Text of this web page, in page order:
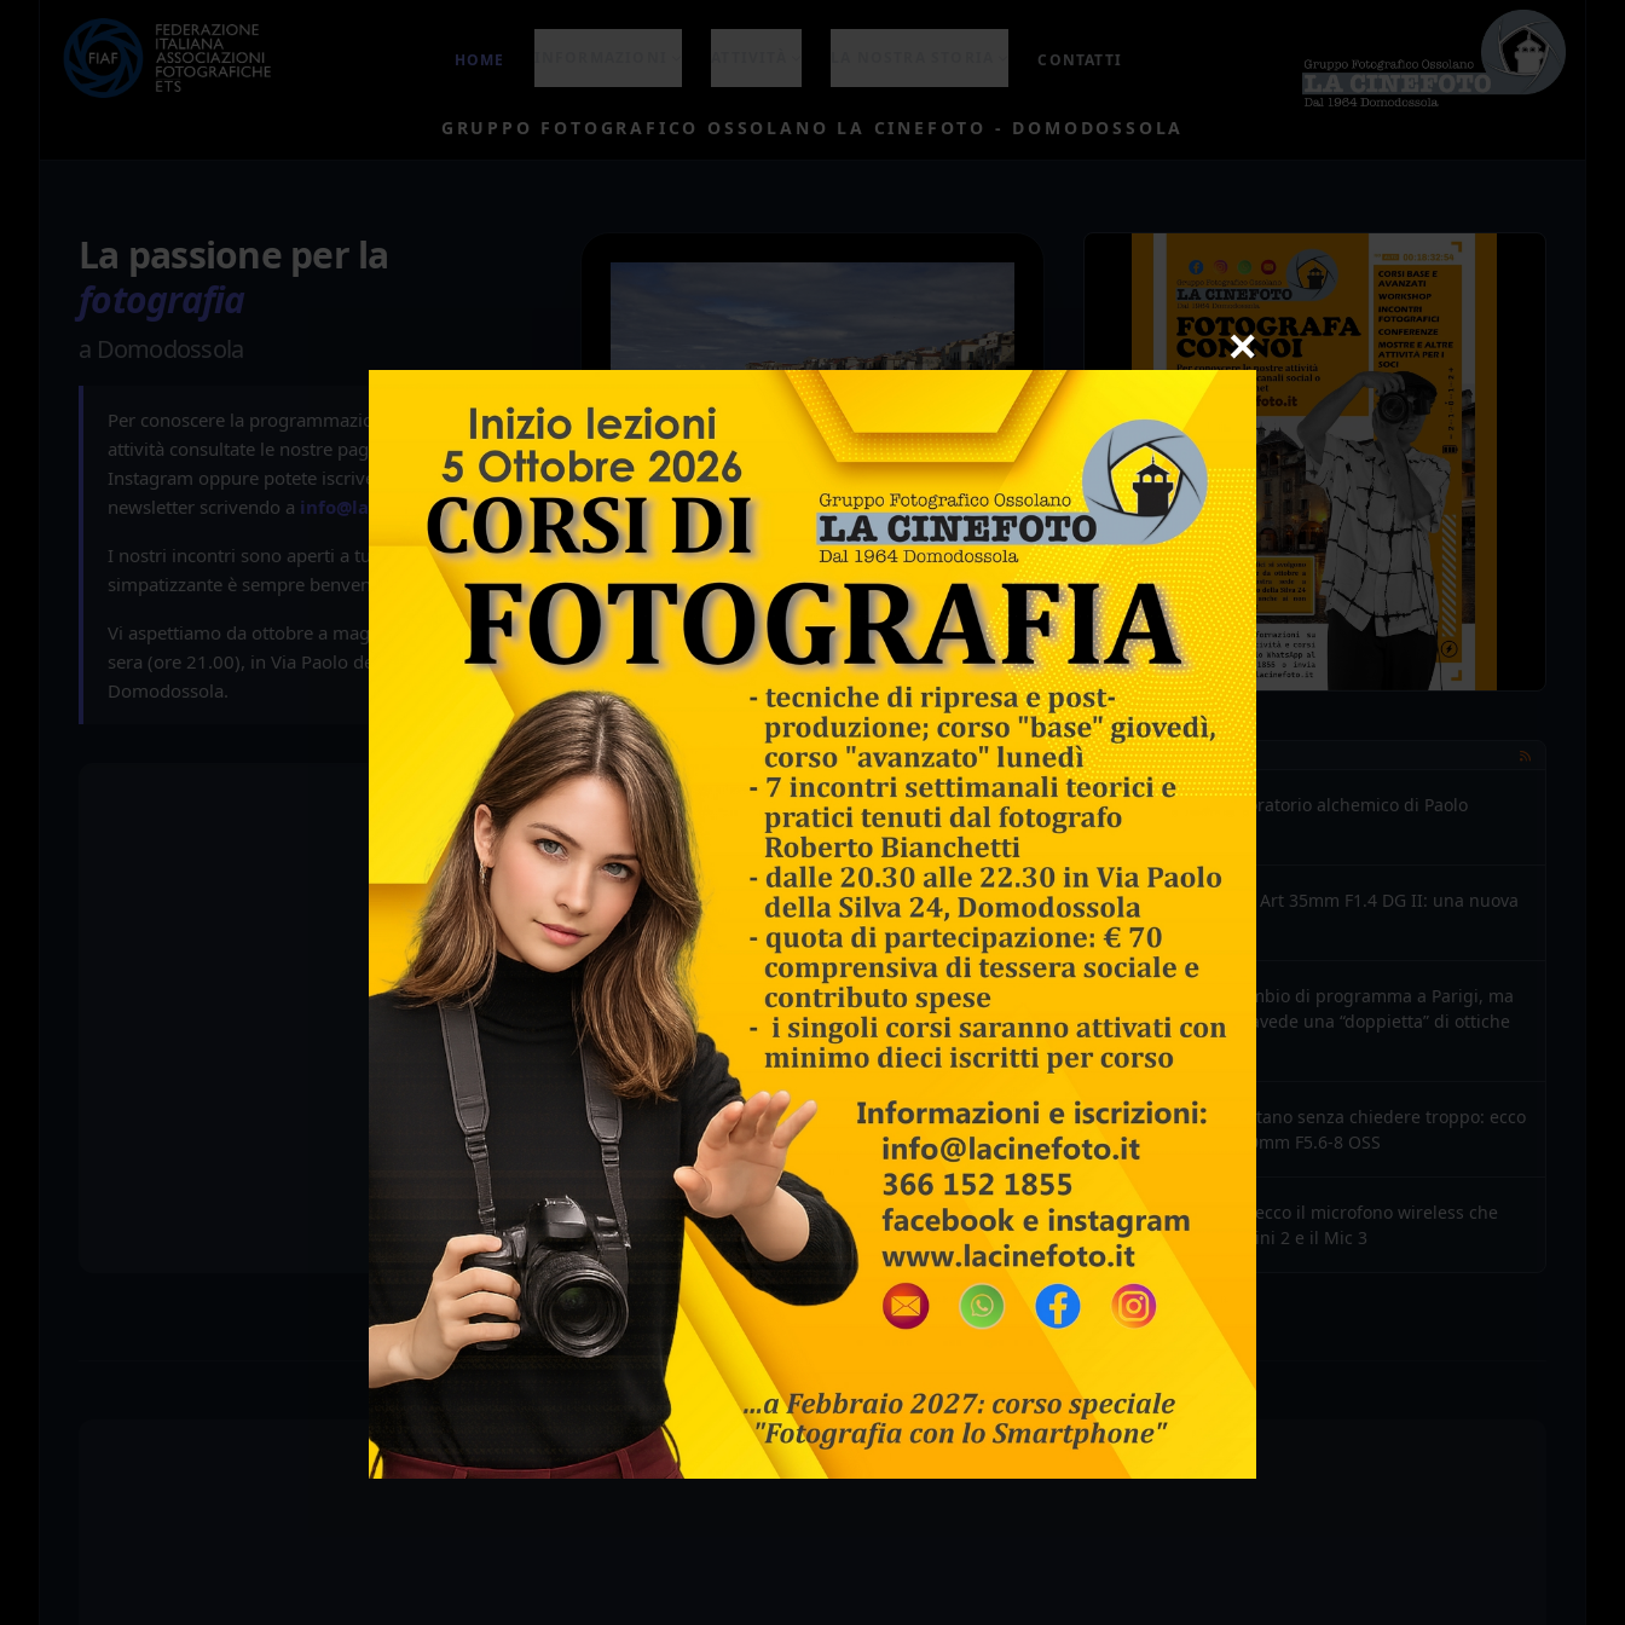
HOME CONTATTI
GRUPPO FOTOGRAFICO OSSOLANO LA CINEFOTO - DOMODOSSOLA
La passione per la
fotografia
a Domodossola
Per conoscere la programmazione delle nostre
attività consultate le nostre pagine su Facebook e
Instagram oppure potete iscrivervi alla nostra
newsletter scrivendo a info@lacinefoto.it.
I nostri incontri sono aperti a tutti. Un amico o un
simpatizzante è sempre benvenuto.
Vi aspettiamo da ottobre a maggio, al venerdì
sera (ore 21.00), in Via Paolo della Silva n. 24 a
Domodossola.
"Fotografare è mettere sulla stessa linea di mira
la testa, l'occhio e il cuore."
— HENRI CARTIER-BRESSON
Vieni a trovaci su Facebook e Instagram
per scoprire le attività del nostro fotoclub
PROSSIME ATTIVITÀ
NEWS FOTOGRAFIA
Omaggio al laboratorio alchemico di Paolo
Roversi
Il test del Sigma Art 35mm F1.4 DG II: una nuova
pietra miliare
Fujifilm X-T6: cambio di programma a Parigi, ma
all’orizzonte si intravede una “doppietta” di ottiche
XF
Sony guarda lontano senza chiedere troppo: ecco
il nuovo FE 100-400mm F5.6-8 OSS
DJI Mic Mini 2S: ecco il microfono wireless che
spazza via il Mic Mini 2 e il Mic 3
×